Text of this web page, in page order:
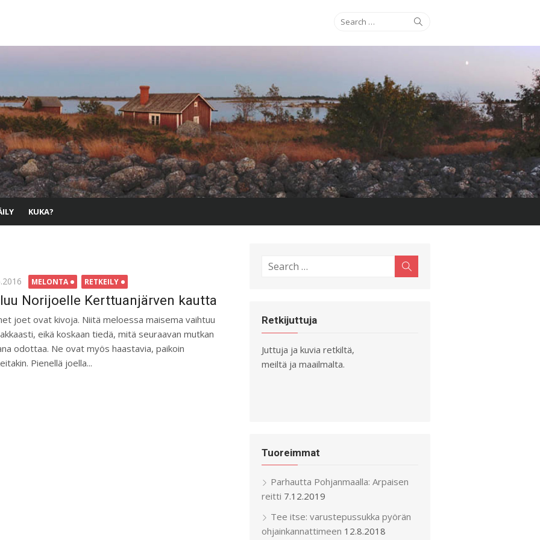
Search
KUKA?
MELONTA RETKEILY
Norijoelle Kerttuanjärven kautta
joet ovat kivoja. Niitä meloessa maisema vaihtuu
eikä koskaan tiedä, mitä seuraavan mutkan
odottaa. Ne ovat myös haastavia, paikoin
Pienellä joella...
Search
Retkijuttuja
Juttuja ja kuvia retkiltä,
meiltä ja maailmalta.
Tuoreimmat
Parhautta Pohjanmaalla: Arpaisen
reitti 7.12.2019
Tee itse: varustepussukka pyörän
ohjainkannattimeen 12.8.2018